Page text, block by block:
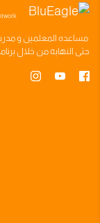
مساعده المعلمين و
حتى النهايه من خلال